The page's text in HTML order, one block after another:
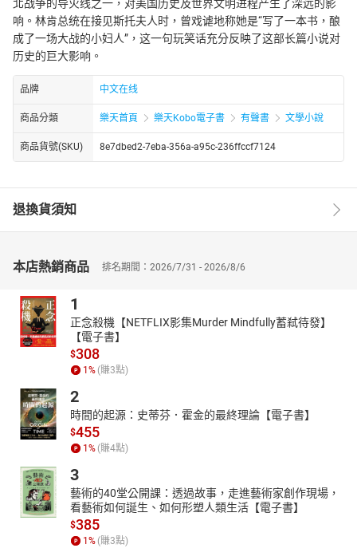
北战争的导火线之一，对美国历史及世界文明进程产生了深远的影
响。林肯总统在接见斯托夫人时，曾戏谑地称她是“写了一本书，酿
成了一场大战的小妇人”，这一句玩笑话充分反映了这部长篇小说对
历史的巨大影响。
品牌 中文在线
商品分類 樂天首頁 樂天Kobo電子書 有聲書 文學小說
商品貨號(SKU) 8e7dbed2-7eba-356a-a95c-236ffccf7124
退換貨須知
本店熱銷商品 排名期間：2026/7/31 - 2026/8/6
1
正念殺機【NETFLIX影集Murder Mindfully蓄弒待發】
【電子書】
$308
1% (賺3點)
2
時間的起源：史蒂芬．霍金的最終理論【電子書】
$455
1% (賺4點)
3
藝術的40堂公開課：透過故事，走進藝術家創作現場，
看藝術如何誕生、如何形塑人類生活【電子書】
$385
1% (賺3點)